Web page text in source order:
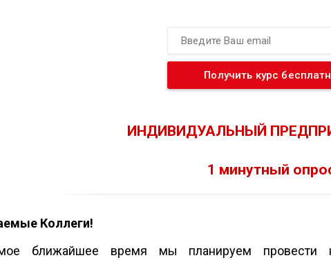
ИНДИВИДУАЛЬНЫЙ
1 минутный
Коллеги!
ближайшее время мы планируем провести